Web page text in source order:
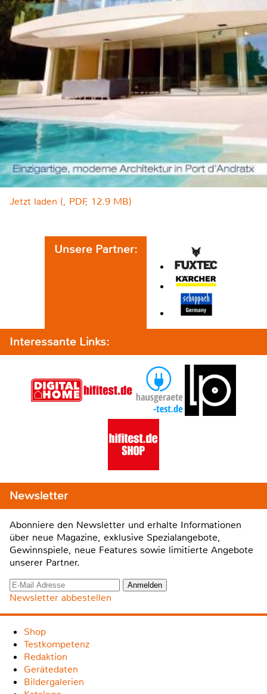
Jetzt laden (, PDF, 12.9 MB)
Unsere Partner:
Interessante Links:
Newsletter
Abonniere den Newsletter und erhalte Informationen
über neue Magazine, exklusive Spezialangebote,
Gewinnspiele, neue Features sowie limitierte Angebote
unserer Partner.
Newsletter abbestellen
Shop
Testkompetenz
Redaktion
Gerätedaten
Bildergalerien